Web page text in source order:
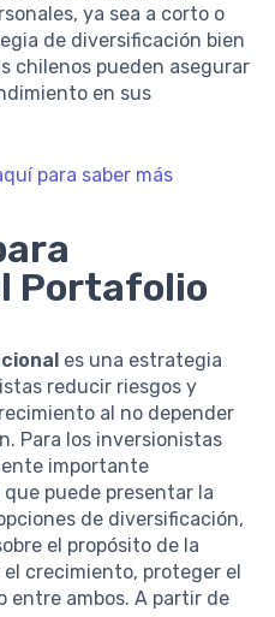
ya sea a corto o
de diversificación bien
chilenos pueden asegurar
en sus
para saber más
Portafolio
es una estrategia
reducir riesgos y
al no depender
Para los inversionistas
importante
puede presentar la
de diversificación,
el propósito de la
crecimiento, proteger el
entre ambos. A partir de